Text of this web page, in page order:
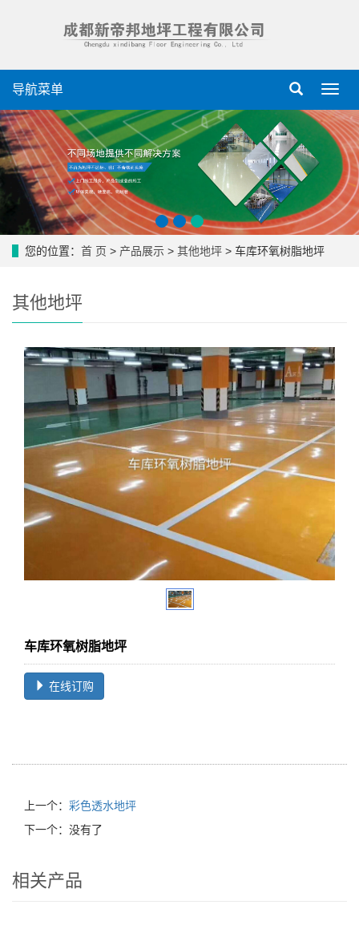
导
菜
单
导航菜单
您的位置： 首 页 > 产品展示 > 其他地坪 > 车库环氧树脂地坪
其他地坪
车库环氧树脂地坪
在线订购
上一个： 彩色透水地坪
下一个：没有了
相关产品